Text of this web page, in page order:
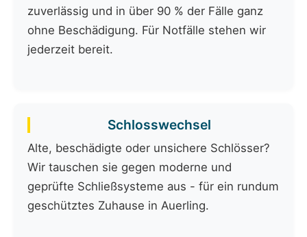
zuverlässig und in über 90 % der Fälle ganz
ohne Beschädigung. Für Notfälle stehen wir
jederzeit bereit.
Schlosswechsel
Alte, beschädigte oder unsichere Schlösser?
Wir tauschen sie gegen moderne und
geprüfte Schließsysteme aus - für ein rundum
geschütztes Zuhause in Auerling.